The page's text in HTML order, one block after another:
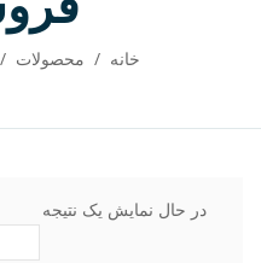
خانه / محصولات
در حال نمایش یک نتیجه